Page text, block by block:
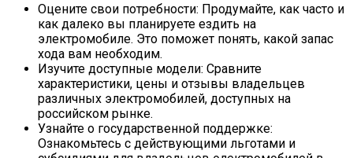
Оцените свои потребности: Продумайте, как часто и
как далеко вы планируете ездить на
электромобиле. Это поможет понять, какой запас
хода вам необходим.
Изучите доступные модели: Сравните
характеристики, цены и отзывы владельцев
различных электромобилей, доступных на
российском рынке.
Узнайте о государственной поддержке:
Ознакомьтесь с действующими льготами и